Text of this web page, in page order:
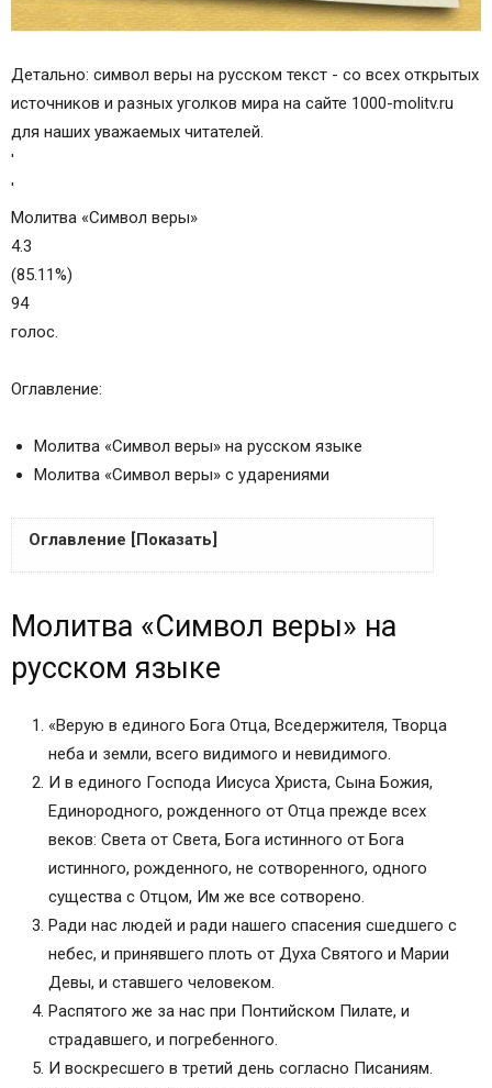
Детально: символ веры на русском текст - со всех открытых
источников и разных уголков мира на сайте 1000-molitv.ru
для наших уважаемых читателей.
'
'
Молитва «Символ веры»
4.3
(85.11%)
94
голос.
Оглавление:
Молитва «Символ веры» на русском языке
Молитва «Символ веры» с ударениями
Оглавление [Показать]
Молитва «Символ веры» по-церковнославянски
Сохранить молитвы в социальных сетях:
Важность Символа веры
Молитва Символа веры
Молитва символ веры текст на церковно-
славянском языке
Молитва символ веры текст на русском языке
Текст молитвы Символ веры с ударениями
Что такое молитва “Символ веры”?
Текст молитвы “Символ веры”
Как поется “Символ веры” на Литургии
Толкование молитвы “Символ веры”
Толкование на Символ веры
О Символе Веры
Объяснение “Символа веры”
Молитва «Символ веры» на
русском языке
«Верую в единого Бога Отца, Вседержителя, Творца
неба и земли, всего видимого и невидимого.
И в единого Господа Иисуса Христа, Сына Божия,
Единородного, рожденного от Отца прежде всех
веков: Света от Света, Бога истинного от Бога
истинного, рожденного, не сотворенного, одного
существа с Отцом, Им же все сотворено.
Ради нас людей и ради нашего спасения сшедшего с
небес, и принявшего плоть от Духа Святого и Марии
Девы, и ставшего человеком.
Распятого же за нас при Понтийском Пилате, и
страдавшего, и погребенного.
И воскресшего в третий день согласно Писаниям.